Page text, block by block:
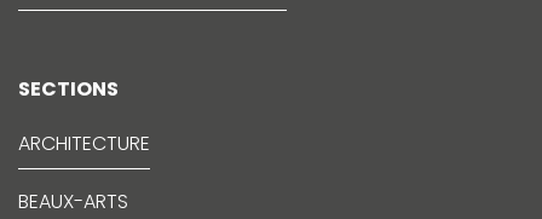
SECTIONS
ARCHITECTURE
BEAUX-ARTS